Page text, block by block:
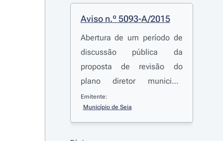
Aviso n.º 5093-A/2015
Abertura de um período de
discussão pública da
proposta de revisão do
plano diretor municipal
(PDM) de Seia
Emitente:
Município de Seia